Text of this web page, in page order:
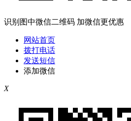
识别图中微信二维码 加微信更优惠
网站首页
拨打电话
发送短信
添加微信
X